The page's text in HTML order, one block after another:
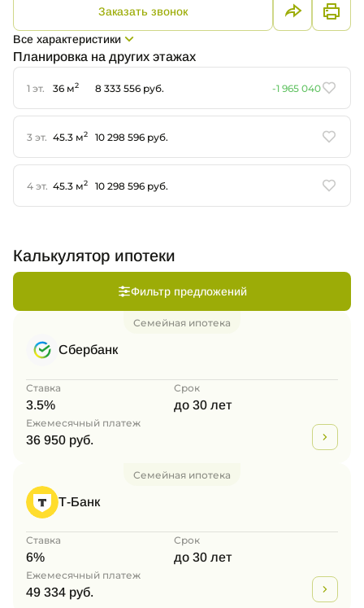
Заказать звонок
Все характеристики
Планировка на других этажах
1 эт. 36 м2 8 333 556 руб. -1 965 040
3 эт. 45.3 м2 10 298 596 руб.
4 эт. 45.3 м2 10 298 596 руб.
Калькулятор ипотеки
Фильтр предложений
Семейная ипотека
Сбербанк
Ставка
3.5%
Срок
до 30 лет
Ежемесячный платеж
36 950 руб.
Семейная ипотека
Т-Банк
Ставка
6%
Срок
до 30 лет
Ежемесячный платеж
49 334 руб.